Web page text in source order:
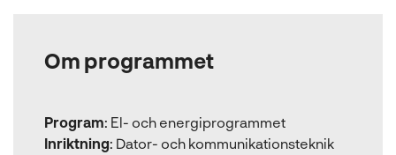
Om programmet
Program: El- och energiprogrammet
Inriktning: Dator- och kommunikationsteknik